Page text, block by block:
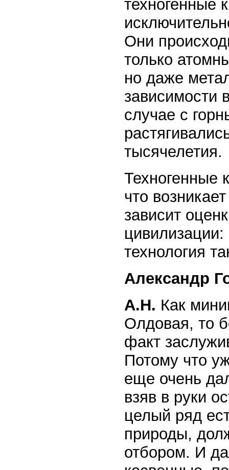
техногенные
Они
только
но даже
зависимости
случае с
тысячелетия.
Техногенные
что
зависит
технология
Александр
А.Н. Как
Олдовая, то
факт
Потому что
еще очень
взяв в руки
целый ряд
природы,
отбором. И